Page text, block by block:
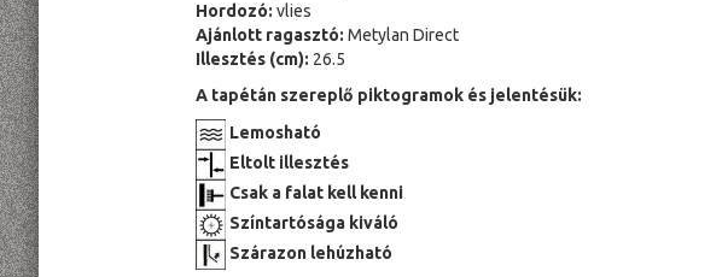
Hordozó: vlies
Ajánlott ragasztó: Metylan Direct
Illesztés (cm): 26.5
A tapétán szereplő piktogramok és jelentésük:
Lemosható
Eltolt illesztés
Csak a falat kell kenni
Színtartósága kiváló
Szárazon lehúzható